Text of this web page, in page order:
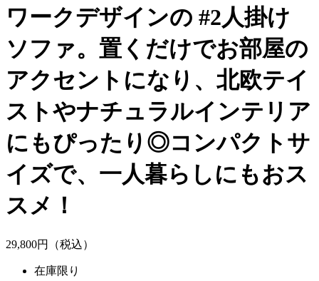
ワークデザインの #2人掛け
ソファ。置くだけでお部屋の
アクセントになり、北欧テイ
ストやナチュラルインテリア
にもぴったり◎コンパクトサ
イズで、一人暮らしにもおス
スメ！
29,800円（税込）
在庫限り